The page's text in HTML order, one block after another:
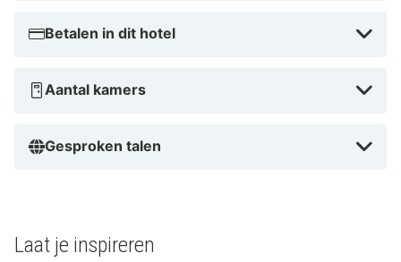
Betalen in dit hotel
Aantal kamers
Gesproken talen
Laat je inspireren